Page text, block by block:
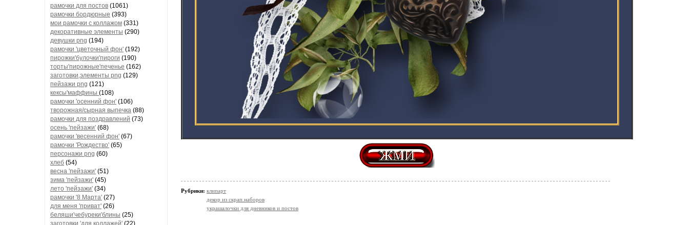
рамочки для постов (1061)
рамочки бордюрные (393)
мои рамочки с коллажом (331)
декоративные элементы (290)
девушки png (194)
рамочки 'цветочный фон' (192)
пирожки'булочки'пироги (190)
торты'пирожные'печенье (162)
заготовки,элементы png (129)
пейзажи png (121)
кексы'маффины (108)
рамочки 'осенний фон' (106)
творожная/сырная выпечка (88)
рамочки для поздравлений (73)
осень 'пейзажи' (68)
рамочки 'весенний фон' (67)
рамочки 'Рождество' (65)
персонажи png (60)
хлеб (54)
весна 'пейзажи' (51)
зима 'пейзажи' (45)
лето 'пейзажи' (34)
рамочки '8 Марта' (27)
для меня 'приват' (26)
беляши'чебуреки'блины (25)
заготовки 'для коллажей' (22)
Рубрики: клипарт
декор из скрап.наборов
украшалочки для дневников и постов